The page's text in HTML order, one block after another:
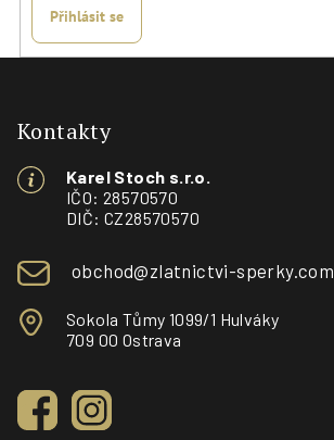
Přihlásit se
Kontakty
Karel Stoch s.r.o.
IČO: 28570570
DIČ: CZ28570570
obchod@zlatnictvi-sperky.com
Sokola Tůmy 1099/1 Hulváky
709 00 Ostrava